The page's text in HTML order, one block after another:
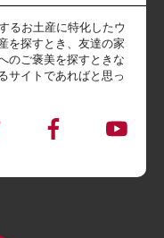
るお土産に特化したウ
を探すとき、友達の家
のご褒美を探すときな
サイトであればと思っ